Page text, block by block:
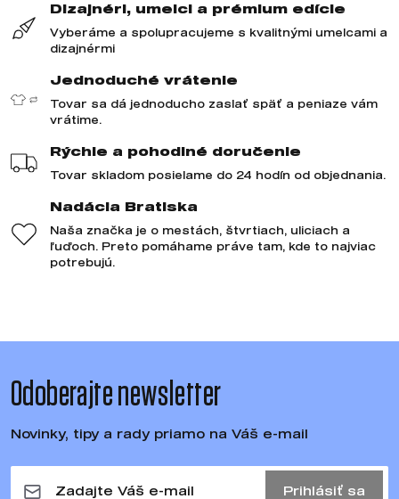
Dizajnéri, umelci a prémium edície
Vyberáme a spolupracujeme s kvalitnými umelcami a
dizajnérmi
Jednoduché vrátenie
Tovar sa dá jednoducho zaslať späť a peniaze vám
vrátime.
Rýchle a pohodlné doručenie
Tovar skladom posielame do 24 hodín od objednania.
Nadácia Bratiska
Naša značka je o mestách, štvrtiach, uliciach a
ľuďoch. Preto pomáhame práve tam, kde to najviac
potrebujú.
Odoberajte newsletter
Novinky, tipy a rady priamo na Váš e-mail
Prihlásiť sa